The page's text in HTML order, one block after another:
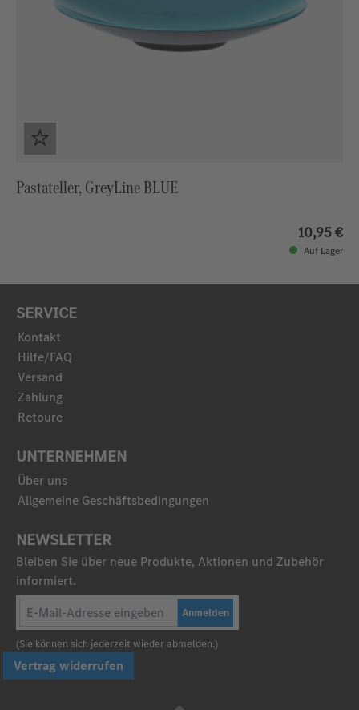
Pastateller, GreyLine BLUE
10,95 €
Auf Lager
SERVICE
Kontakt
Hilfe/FAQ
Versand
Zahlung
Retoure
UNTERNEHMEN
Über uns
Allgemeine Geschäftsbedingungen
NEWSLETTER
Bleiben Sie über neue Produkte, Aktionen und Zubehör
informiert.
Anmelden
(Sie können sich jederzeit wieder abmelden.)
Vertrag widerrufen